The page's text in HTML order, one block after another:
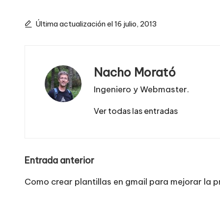
Última actualización el 16 julio, 2013
Nacho Morató
Ingeniero y Webmaster.
Ver todas las entradas
Navegación
de
Entrada anterior
Como crear plantillas en gmail para mejorar la